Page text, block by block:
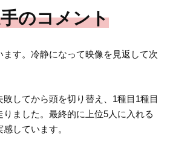
のコメント
ます。冷静になって映像を見返して次
してから頭を切り替え、1種目1種目
りました。最終的に上位5人に入れる
しています。